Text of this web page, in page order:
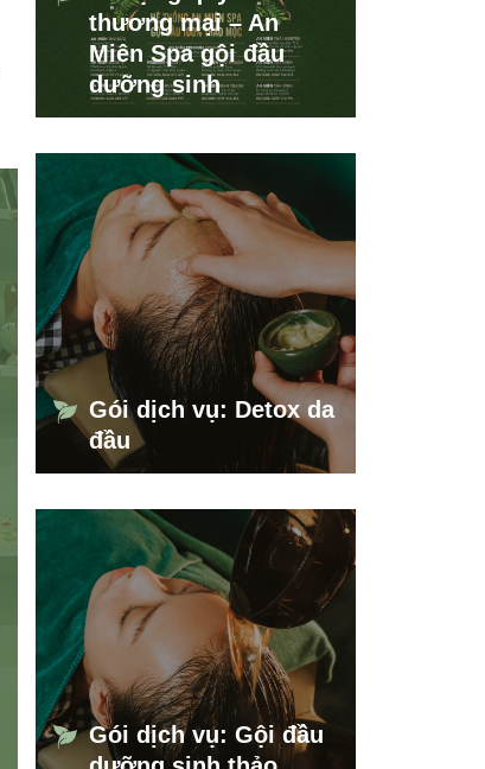
thương mại – An
Miên Spa gội đầu
dưỡng sinh
Gói dịch vụ: Detox da
đầu
Gói dịch vụ: Gội đầu